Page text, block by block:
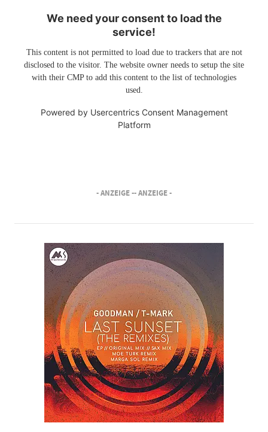
We need your consent to load the
service!
This content is not permitted to load due to trackers that are not
disclosed to the visitor. The website owner needs to setup the site
with their CMP to add this content to the list of technologies
used.
Powered by Usercentrics Consent Management
Platform
- ANZEIGE -- ANZEIGE -